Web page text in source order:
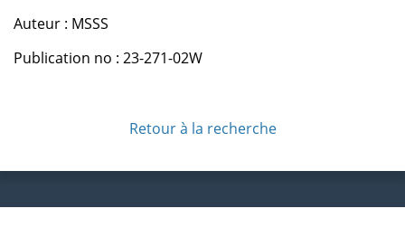
Auteur : MSSS
Publication no : 23-271-02W
Retour à la recherche